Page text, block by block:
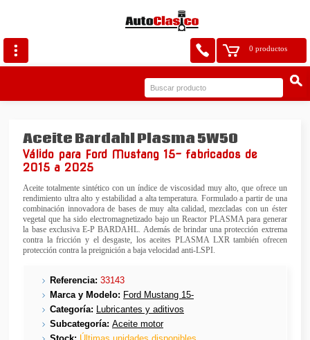
0 productos
Aceite Bardahl Plasma 5W50
Válido para Ford Mustang 15- fabricados de
2015 a 2025
Aceite totalmente sintético con un índice de viscosidad muy alto, que ofrece un
rendimiento ultra alto y estabilidad a alta temperatura. Formulado a partir de una
combinación innovadora de bases de muy alta calidad, mezcladas con un éster
vegetal que ha sido electromagnetizado bajo un Reactor PLASMA para generar
la base exclusiva E-P BARDAHL. Además de brindar una protección extrema
contra la fricción y el desgaste, los aceites PLASMA LXR también ofrecen
protección contra la preignición a baja velocidad anti-LSPI.
Referencia: 33143
Marca y Modelo: Ford Mustang 15-
Categoría: Lubricantes y aditivos
Subcategoría: Aceite motor